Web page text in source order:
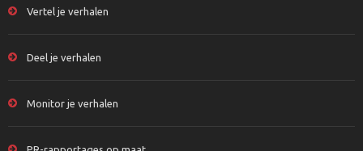
Vertel je verhalen
Deel je verhalen
Monitor je verhalen